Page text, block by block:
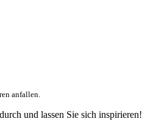
anfallen.
und lassen Sie sich inspirieren!